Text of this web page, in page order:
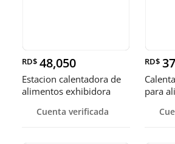
RD$ 48,050
Estacion calentadora de
alimentos exhibidora
Cuenta verificada
RD$
para